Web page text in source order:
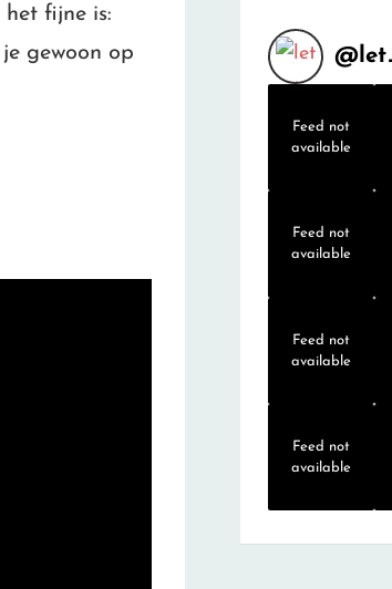
het fijne is:
gewoon op
@
Feed not
available
Feed not
available
Feed not
available
Feed not
available